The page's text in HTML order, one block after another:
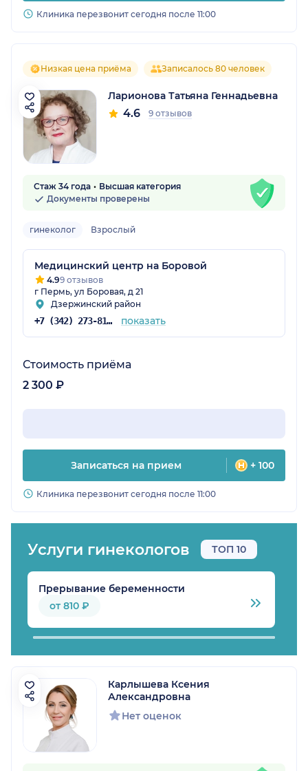
Клиника перезвонит сегодня после 11:00
Низкая цена приёма Записалось 80 человек
Ларионова Татьяна Геннадьевна
4.6 9 отзывов
Стаж 34 года
Высшая категория
Документы проверены
гинеколог Взрослый
Медицинский центр на Боровой
4.99 отзывов
г Пермь, ул Боровая, д 21
Дзержинский район
+7 (342) 273-81-50 показать
Стоимость приёма
2 300 ₽
Записаться на прием + 100
Клиника перезвонит сегодня после 11:00
Услуги гинекологов ТОП 10
Прерывание беременности
от 810 ₽
Карлышева Ксения
Александровна
Нет оценок